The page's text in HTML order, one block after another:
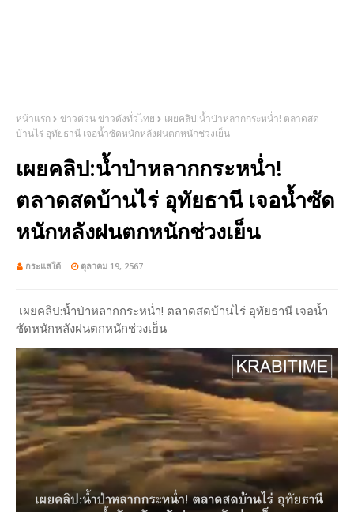
หน้าแรก ข่าวด่วน ข่าวดังทั่วไทย
เผยคลิป:น้ำป่าหลากกระหน่ำ! ตลาดสด
บ้านไร่ อุทัยธานี เจอน้ำซัดหนักหลังฝนตกหนักช่วงเย็น
เผยคลิป:น้ำป่าหลากกระหน่ำ!
ตลาดสดบ้านไร่ อุทัยธานี เจอน้ำซัด
หนักหลังฝนตกหนักช่วงเย็น
กระแสใต้ ตุลาคม 19, 2567
เผยคลิป:น้ำป่าหลากกระหน่ำ! ตลาดสดบ้านไร่ อุทัยธานี เจอน้ำ
ซัดหนักหลังฝนตกหนักช่วงเย็น